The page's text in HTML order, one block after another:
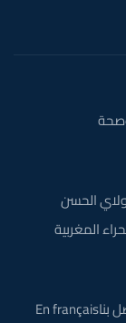
صحة
الحسن
المغربية
بناEn français